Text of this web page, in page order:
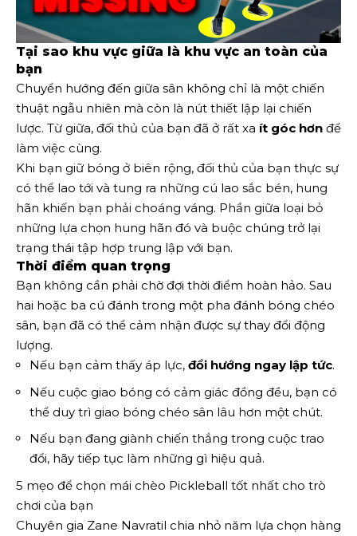
Tại sao khu vực giữa là khu vực an toàn của
bạn
Chuyển hướng đến giữa sân không chỉ là một chiến
thuật ngẫu nhiên mà còn là nút thiết lập lại chiến
lược. Từ giữa, đối thủ của bạn đã ở rất xa ít góc hơn để
làm việc cùng.
Khi bạn giữ bóng ở biên rộng, đối thủ của bạn thực sự
có thể lao tới và tung ra những cú lao sắc bén, hung
hãn khiến bạn phải choáng váng. Phần giữa loại bỏ
những lựa chọn hung hãn đó và buộc chúng trở lại
trạng thái tập hợp trung lập với bạn.
Thời điểm quan trọng
Bạn không cần phải chờ đợi thời điểm hoàn hảo. Sau
hai hoặc ba cú đánh trong một pha đánh bóng chéo
sân, bạn đã có thể cảm nhận được sự thay đổi động
lượng.
Nếu bạn cảm thấy áp lực, đổi hướng ngay lập tức.
Nếu cuộc giao bóng có cảm giác đồng đều, bạn có
thể duy trì giao bóng chéo sân lâu hơn một chút.
Nếu bạn đang giành chiến thắng trong cuộc trao
đổi, hãy tiếp tục làm những gì hiệu quả.
5 mẹo để chọn mái chèo Pickleball tốt nhất cho trò
chơi của bạn
Chuyên gia Zane Navratil chia nhỏ năm lựa chọn hàng